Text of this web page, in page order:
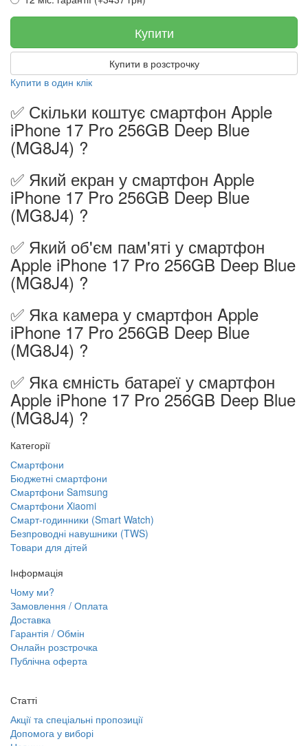
Купити
Купити в розстрочку
Купити в один клік
✅ Скільки коштує смартфон Apple
iPhone 17 Pro 256GB Deep Blue
(MG8J4) ?
✅ Який екран у смартфон Apple
iPhone 17 Pro 256GB Deep Blue
(MG8J4) ?
✅ Який об'єм пам'яті у смартфон
Apple iPhone 17 Pro 256GB Deep Blue
(MG8J4) ?
✅ Яка камера у смартфон Apple
iPhone 17 Pro 256GB Deep Blue
(MG8J4) ?
✅ Яка ємність батареї у смартфон
Apple iPhone 17 Pro 256GB Deep Blue
(MG8J4) ?
Категорії
Смартфони
Бюджетні смартфони
Смартфони Samsung
Смартфони Xiaomi
Смарт-годинники (Smart Watch)
Безпроводні навушники (TWS)
Товари для дітей
Інформація
Чому ми?
Замовлення / Оплата
Доставка
Гарантія / Обмін
Онлайн розстрочка
Публічна оферта
Статті
Акції та спеціальні пропозиції
Допомога у виборі